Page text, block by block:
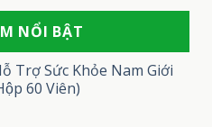
khiến
bạn
tình
phát
cuồng
bệnh
uốn
ván
gì?
những
loại
nào?
NỔI BẬT
Trợ Sức Khỏe Nam Giới
60 Viên)